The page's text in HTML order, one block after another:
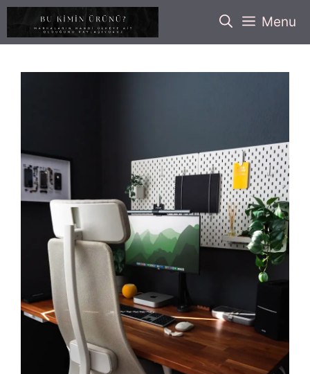
İçeriğe
Menu